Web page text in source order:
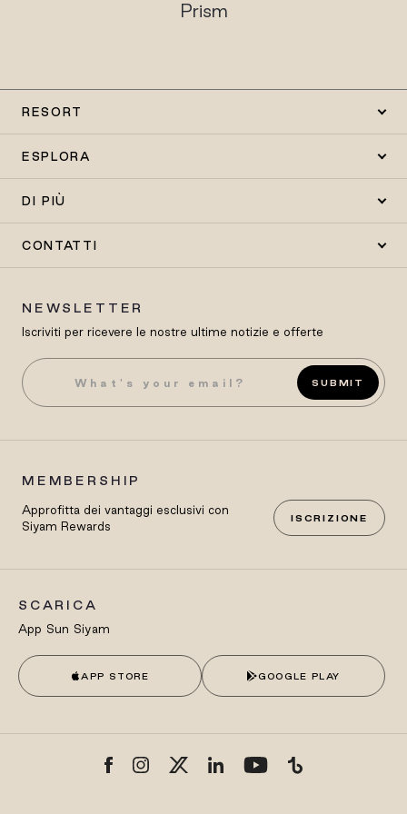
RESORT
ESPLORA
DI PIÙ
CONTATTI
NEWSLETTER
Iscriviti per ricevere le nostre ultime notizie e offerte
SUBMIT
MEMBERSHIP
Approfitta dei vantaggi esclusivi con
Siyam Rewards
ISCRIZIONE
SCARICA
App Sun Siyam
APP STORE GOOGLE PLAY